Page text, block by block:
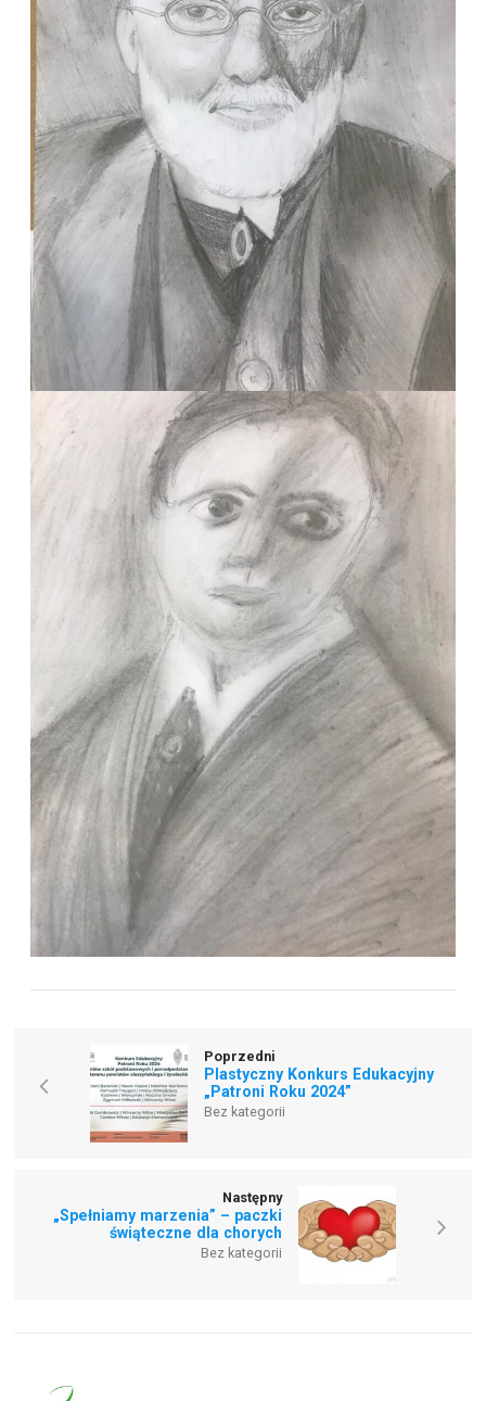
Poprzedni
Plastyczny Konkurs Edukacyjny
„Patroni Roku 2024”
Bez kategorii
Następny
„Spełniamy marzenia” – paczki
świąteczne dla chorych
Bez kategorii